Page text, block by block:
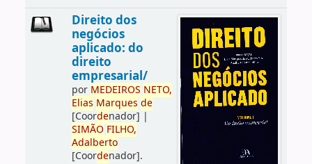
Direito dos
negócios
aplicado: do
direito
empresarial/
por MEDEIROS NETO,
Elias Marques de
[Coordenador] |
SIMÃO FILHO,
Adalberto
[Coordenador].